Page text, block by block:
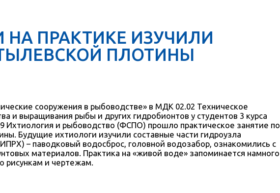
ПРАКТИКЕ ИЗУЧИЛИ
ПЛОТИНЫ
сооружения в рыбоводстве» в МДК 02.02 Техническое
и выращивания рыбы и других гидробионтов у студентов 3 курса
Ихтиология и рыбоводство (ФСПО) прошло практическое занятие по
Будущие ихтиологи изучили составные части гидроузла
– паводковый водосброс, головной водозабор, ознакомились с
материалов. Практика на «живой воде» запоминается намного
рисункам и чертежам.